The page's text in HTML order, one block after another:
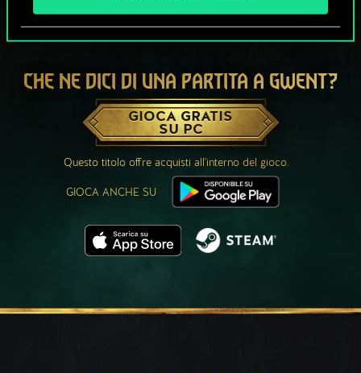
CHE NE DICI DI UNA PARTITA A GWENT?
GIOCA GRATIS
SU PC
Questo titolo offre acquisti all'interno del gioco.
GIOCA ANCHE SU